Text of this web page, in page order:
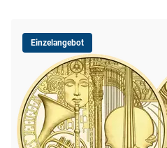
Einzelangebot